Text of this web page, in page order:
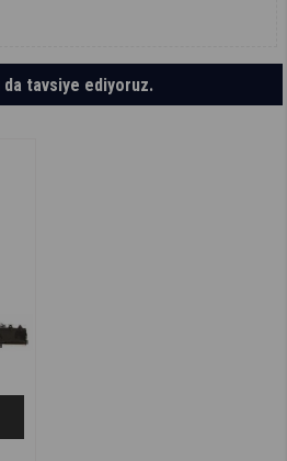
da tavsiye ediyoruz.